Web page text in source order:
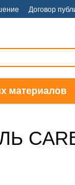
Договор
материалов